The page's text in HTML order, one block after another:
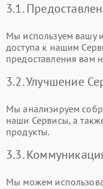
3.1.
Мы используем вашу
доступа к нашим
предоставления вам
3.2. Улучшение
Мы анализируем
наши Сервисы, а
продукты.
3.3.
Мы можем